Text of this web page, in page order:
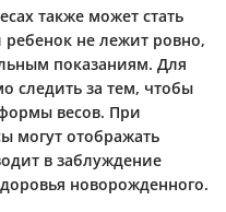
также может стать
не лежит ровно,
показаниям. Для
следить за тем, чтобы
весов. При
могут отображать
в заблуждение
новорожденного.